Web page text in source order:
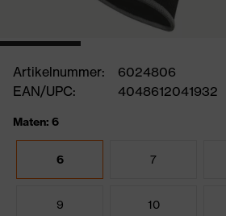
Artikelnummer:
6024806
EAN/UPC:
4048612041932
Maten: 6
6 7
9 10